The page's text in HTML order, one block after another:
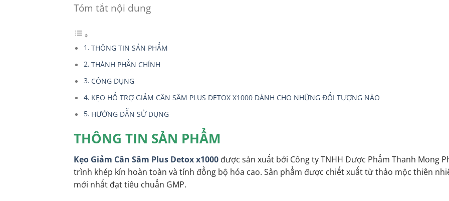
Tóm tắt nội dung
THÔNG TIN SẢN PHẨM
THÀNH PHẦN CHÍNH
CÔNG DỤNG
KẸO HỖ TRỢ GIẢM CÂN SÂM PLUS DETOX X1000 DÀNH CHO NHỮNG ĐỐI TƯỢNG NÀO
HƯỚNG DẪN SỬ DỤNG
THÔNG TIN SẢN PHẨM
Kẹo Giảm Cân Sâm Plus Detoxx1000 được sản xuất bởi Công ty TNHH Dược Phẩm Thanh Mong
trình khép kín hoàn toàn và tính đồng bộ hóa cao. Sản phẩm được chiết xuất từ ​​thảo mộc thiên
mới nhất đạt tiêu chuẩn GMP.